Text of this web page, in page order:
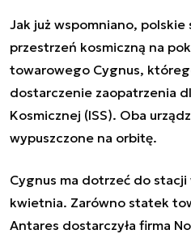
Jak już wspomniano,
przestrzeń kosmiczną na
towarowego Cygnus,
dostarczenie zaopatrzenia
Kosmicznej (ISS). Oba
wypuszczone na orbitę.
Cygnus ma dotrzeć do stacji
kwietnia. Zarówno statek
Antares dostarczyła firma